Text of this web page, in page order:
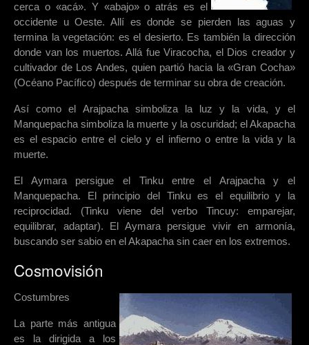
cerca o «acá». Y «abajo» o atrás es el
occidente u Oeste. Allí es donde se pierden las aguas y
termina la vegetación: es el desierto. Es también la dirección
donde van los muertos. Allá fue Viracocha, el Dios creador y
cultivador de Los Andes, quien partió hacia la «Gran Cocha»
(Océano Pacífico) después de terminar su obra de creación.
Así como el Arajpacha simboliza la luz y la vida, y el
Manquepacha simboliza la muerte y la oscuridad; el Akapacha
es el espacio entre el cielo y el infierno o entre la vida y la
muerte.
El Aymara persigue el Tinku entre el Arajpacha y el
Manquepacha. El principio del Tinku es el equilibrio y la
reciprocidad. (Tinku viene del verbo Tincuy: emparejar,
equilibrar, adaptar). El Aymara persigue vivir en armonía,
buscando ser sabio en el Akapacha sin caer en los extremos.
Cosmovisión
Costumbres
La parte más antigua
es la dirigida a los